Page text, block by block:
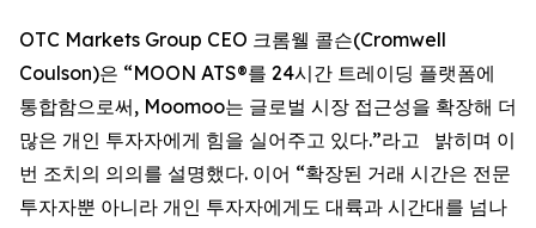
OTC Markets Group CEO 크롬웰 콜슨(Cromwell
Coulson)은 “MOON ATS®를 24시간 트레이딩 플랫폼에
통합함으로써, Moomoo는 글로벌 시장 접근성을 확장해 더
많은 개인 투자자에게 힘을 실어주고 있다.”라고 밝히며 이
번 조치의 의의를 설명했다. 이어 “확장된 거래 시간은 전문
투자자뿐 아니라 개인 투자자에게도 대륙과 시간대를 넘나